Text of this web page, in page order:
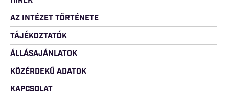
AZ INTÉZET TÖRTÉNETE
TÁJÉKOZTATÓK
ÁLLÁSAJÁNLATOK
KÖZÉRDEKŰ ADATOK
KAPCSOLAT